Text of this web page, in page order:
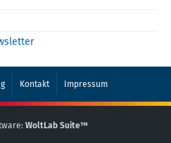
Kontakt Impressum
WoltLab Suite™